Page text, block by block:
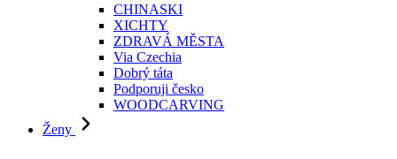
CHINASKI
XICHTY
ZDRAVÁ MĚSTA
Via Czechia
Dobrý táta
Podporuji česko
WOODCARVING
Ženy